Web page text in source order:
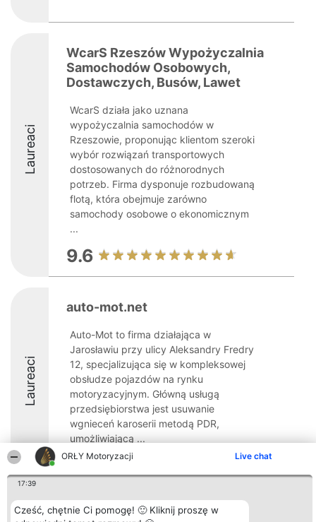
ORŁY Motoryzacji Live chat
17:39
Cześć, chętnie Ci pomogę! 🙂 Kliknij proszę w
Laureaci
WcarS Rzeszów Wypożyczalnia
Samochodów Osobowych,
Dostawczych, Busów, Lawet
WcarS działa jako uznana
wypożyczalnia samochodów w
Rzeszowie, proponując klientom szeroki
wybór rozwiązań transportowych
dostosowanych do różnorodnych
potrzeb. Firma dysponuje rozbudowaną
flotą, która obejmuje zarówno
samochody osobowe o ekonomicznym
...
9.6
Laureaci
auto-mot.net
Auto-Mot to firma działająca w
Jarosławiu przy ulicy Aleksandry Fredry
12, specjalizująca się w kompleksowej
obsłudze pojazdów na rynku
motoryzacyjnym. Główną usługą
przedsiębiorstwa jest usuwanie
wgnieceń karoserii metodą PDR,
umożliwiającą ...
9.8
Organizator plebiscytu Plebiscyt Kontakt